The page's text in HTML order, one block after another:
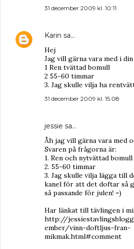
31 december 2009 kl. 10:11
Karin sa…
Hej
Jag vill gärna vara med i
1 Ren tvättad bomull
2 55-60 timmar
3. Jag skulle vilja ha
31 december 2009 kl. 15:08
jessie sa…
Åh jag vill gärna vara med
Svaren på frågorna är:
1. Ren och nytvättad bomull
2. 55-60 timmar
3. Jag skulle vilja lägga till
kanel för att det doftar så
så passande för julen! =)
Har länkat till tävlingen i
http://
ember/vinn-doftljus-fran-
mikmak.html#comment